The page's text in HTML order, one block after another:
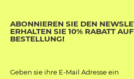
ABONNIEREN SIE DEN
ERHALTEN SIE 10% RABATT
BESTELLUNG!
Geben sie ihre E-Mail Adresse ein